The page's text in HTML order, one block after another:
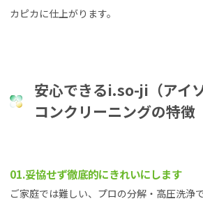
カピカに仕上がります。
安心できるi.so-ji（アイ
コンクリーニングの特徴
01.妥協せず徹底的にきれいにします
ご家庭では難しい、プロの分解・高圧洗浄